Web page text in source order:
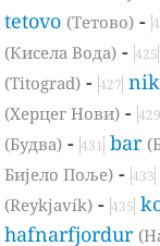
tetovo (Тетово) -
(Кисела Вода) -425
(Titograd) -427
(Херцег Нови) -429
(Будва) -431 bar
Бијело Поље) -433
(Reykjavík) -435
hafnarfjordur